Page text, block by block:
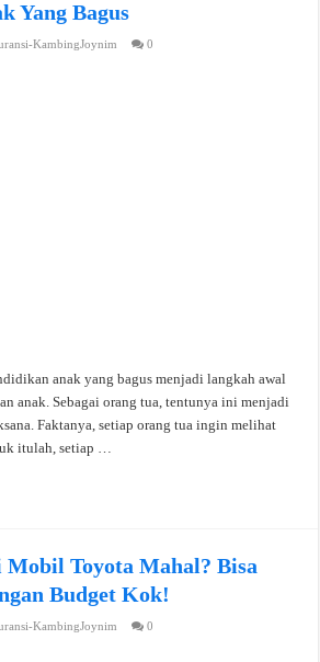
Yang Bagus
KambingJoynim 0
anak yang bagus menjadi langkah awal
anak. Sebagai orang tua, tentunya ini menjadi
Faktanya, setiap orang tua ingin melihat
itulah, setiap …
Mobil Toyota Mahal? Bisa
Budget Kok!
KambingJoynim 0